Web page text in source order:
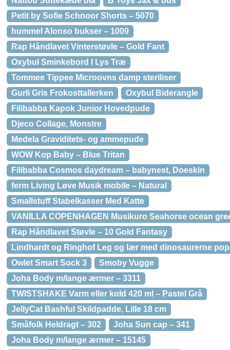
Petit by Sofie Schnoor Shorts – 5070
hummel Alonso bukser – 1009
Rap Håndlavet Vinterstøvle – Gold Fant
Oxybul Sminkebord I Lys Træ
Tommee Tippee Microovns damp steriliser
Gurli Gris Frokosttallerken
Oxybul Biderangle
Filibabba Kapok Junior Hovedpude
Djeco Collage, Monstre
Medela Graviditets- og ammepude
WOW Kop Baby – Blue Tritan
Filibabba Cosmos daydream – babynest, Doeskin
ferm Living Løve Musik mobile – Natural
Smallstuff Stabelkasser Med Katte
VANILLA COPENHAGEN Musikuro Seahorse ocean
Rap Håndlavet Støvle – 10 Gold Fantasy
Lindhardt og Ringhof Leg og lær med dinosaurerne
Owlet Smart Sock 3
Smoby Vugge
Joha Body m/lange ærmer – 3311
TWISTSHAKE Varm eller kold 420 ml – Pastel Grå
JellyCat Bashful Skildpadde, Lille 18 cm
Småfolk Heldragt – 302
Joha Sun cap – 341
Joha Body m/lange ærmer – 15145